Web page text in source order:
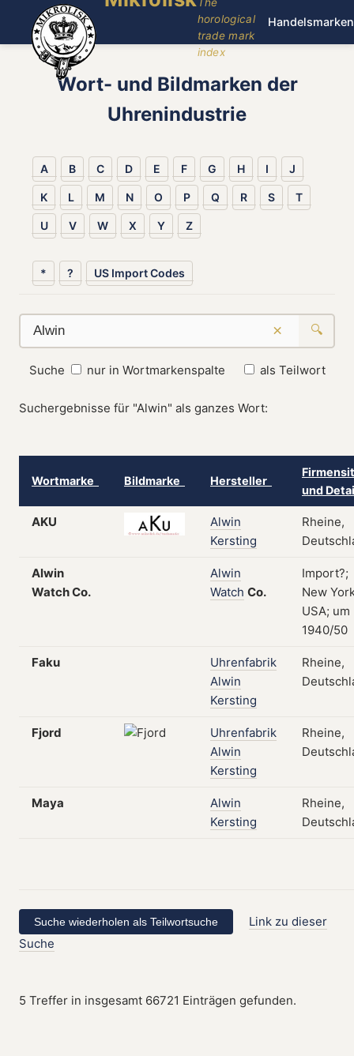
horological
trade mark
index
Handelsmarken
Wort- und Bildmarken der
Uhrenindustrie
A B C D E F G H I J
K L M N O P Q R S T
U V W X Y Z
* ? US Import Codes
× 🔍
Suche nur in Wortmarkenspalte als Teilwort
Suchergebnisse für "Alwin" als ganzes Wort:
Wortmarke Bildmarke Hersteller
und
AKU
Alwin
Kersting
Rheine,
Alwin
Watch Co.
Alwin
Watch Co.
Import?;
New
USA; um
1940/50
Faku
Uhrenfabrik
Alwin
Kersting
Rheine,
Fjord
Uhrenfabrik
Alwin
Kersting
Rheine,
Maya
Alwin
Kersting
Rheine,
Link zu dieser
Suche
5 Treffer in insgesamt 66721 Einträgen gefunden.